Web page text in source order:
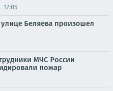
17:05
Беляева произошел
МЧС России
пожар